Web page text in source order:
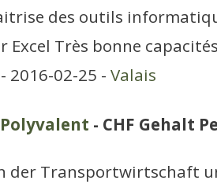
des outils
Excel Très bonne
- 2016-02-25 - Valais
- CHF Gehalt
der Transportwirtschaft